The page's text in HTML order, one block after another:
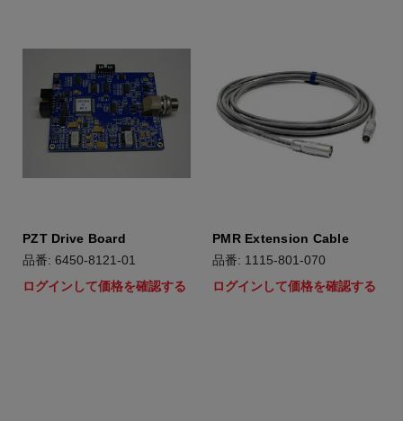
PZT Drive Board
品番: 6450-8121-01
ログインして価格を確認する
PMR Extension Cable
品番: 1115-801-070
ログインして価格を確認する